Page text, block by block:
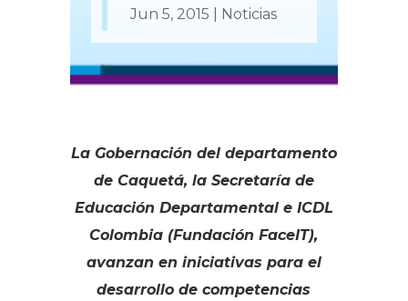
Jun 5, 2015 Noticias
La Gobernación del departamento
de Caquetá, la Secretaría de
Educación Departamental e ICDL
Colombia (Fundación FaceIT),
avanzan en iniciativas para el
desarrollo de competencias